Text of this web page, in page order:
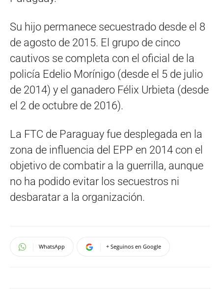
Su hijo permanece secuestrado desde el 8
de agosto de 2015. El grupo de cinco
cautivos se completa con el oficial de la
policía Edelio Morínigo (desde el 5 de julio
de 2014) y el ganadero Félix Urbieta (desde
el 2 de octubre de 2016).
La FTC de Paraguay fue desplegada en la
zona de influencia del EPP en 2014 con el
objetivo de combatir a la guerrilla, aunque
no ha podido evitar los secuestros ni
desbaratar a la organización.
WhatsApp + Seguinos en Google